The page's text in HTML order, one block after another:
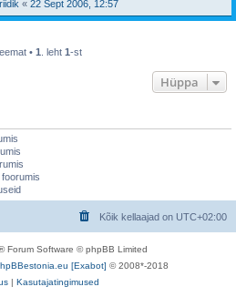
« 22 Sept 2006, 12:57
• 1 . leht 1-st
Hüppa
Kõik kellaajad on UTC+02:00
Forum Software © phpBB Limited
[Exabot] © 2008*-2018
| Kasutajatingimused